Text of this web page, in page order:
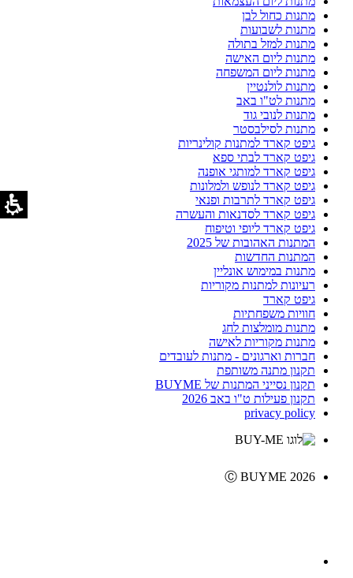
מתנות כחול לבן
מתנות לשבועות
מתנות למזל בתולה
מתנות ליום האישה
מתנות ליום המשפחה
מתנות לולנטיין
מתנות לט"ו באב
מתנות לנובי גוד
מתנות לסילבסטר
גיפט קארד למתנות קולינריות
גיפט קארד לבתי ספא
גיפט קארד למותגי אופנה
גיפט קארד לנופש ולמלונות
גיפט קארד לתרבות ופנאי
גיפט קארד לסדנאות והעשרה
גיפט קארד ליופי וטיפוח
המתנות האהובות של 2025
המתנות החדשות
מתנות במימוש אונליין
רעיונות למתנות מקוריות
גיפט קארד
חוויות משפחתיות
מתנות מומלצות לחג
מתנות מקוריות לאישה
חברות וארגונים - מתנות לעובדים
תקנון מתנה משותפת
תקנון נסייני המתנות של BUYME
תקנון פעילות ט"ו באב 2026
privacy policy
Ⓒ BUYME 2026